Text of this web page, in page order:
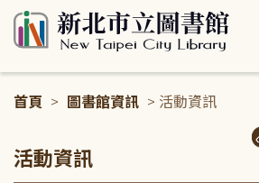
首頁 > 圖書館資訊 > 活動資訊
活動資訊